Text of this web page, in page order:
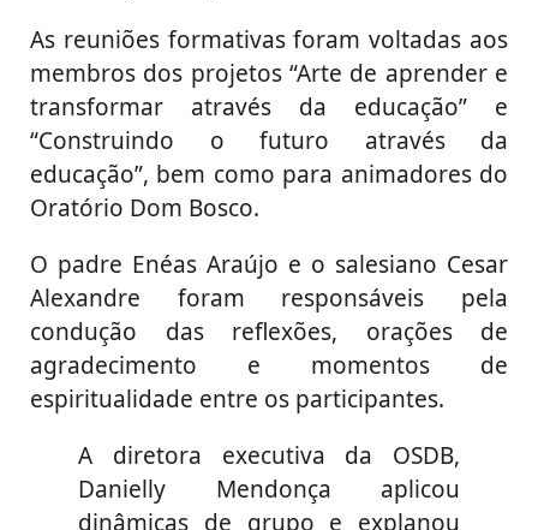
As reuniões formativas foram voltadas aos
membros dos projetos “Arte de aprender e
transformar através da educação” e
“Construindo o futuro através da
educação”, bem como para animadores do
Oratório Dom Bosco.
O padre Enéas Araújo e o salesiano Cesar
Alexandre foram responsáveis pela
condução das reflexões, orações de
agradecimento e momentos de
espiritualidade entre os participantes.
A diretora executiva da OSDB,
Danielly Mendonça aplicou
dinâmicas de grupo e explanou